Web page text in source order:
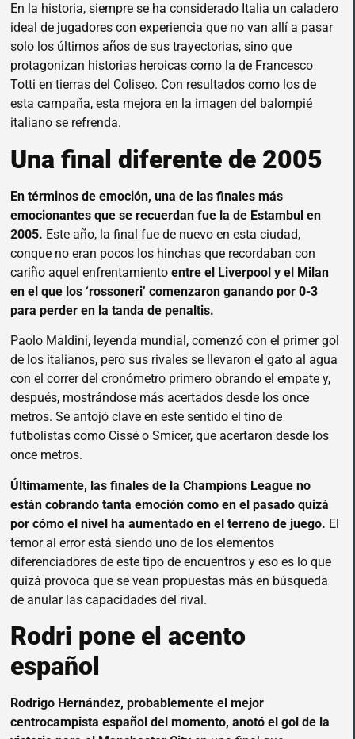
En la historia, siempre se ha considerado Italia un caladero
ideal de jugadores con experiencia que no van allí a pasar
solo los últimos años de sus trayectorias, sino que
protagonizan historias heroicas como la de Francesco
Totti en tierras del Coliseo. Con resultados como los de
esta campaña, esta mejora en la imagen del balompié
italiano se refrenda.
Una final diferente de 2005
En términos de emoción, una de las finales más
emocionantes que se recuerdan fue la de Estambul en
2005. Este año, la final fue de nuevo en esta ciudad,
conque no eran pocos los hinchas que recordaban con
cariño aquel enfrentamiento entre el Liverpool y el Milan
en el que los ‘rossoneri’ comenzaron ganando por 0-3
para perder en la tanda de penaltis.
Paolo Maldini, leyenda mundial, comenzó con el primer gol
de los italianos, pero sus rivales se llevaron el gato al agua
con el correr del cronómetro primero obrando el empate y,
después, mostrándose más acertados desde los once
metros. Se antojó clave en este sentido el tino de
futbolistas como Cissé o Smicer, que acertaron desde los
once metros.
Últimamente, las finales de la Champions League no
están cobrando tanta emoción como en el pasado quizá
por cómo el nivel ha aumentado en el terreno de juego. El
temor al error está siendo uno de los elementos
diferenciadores de este tipo de encuentros y eso es lo que
quizá provoca que se vean propuestas más en búsqueda
de anular las capacidades del rival.
Rodri pone el acento
español
Rodrigo Hernández, probablemente el mejor
centrocampista español del momento, anotó el gol de la